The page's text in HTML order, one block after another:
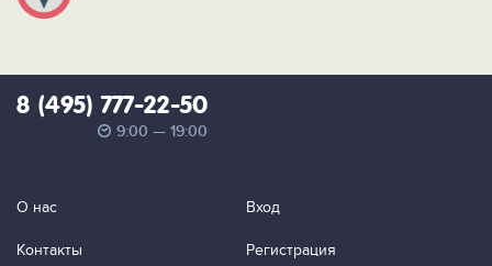
8 (495) 777-22-50
9:00 — 19:00
О нас
Контакты
Вход
Регистрация